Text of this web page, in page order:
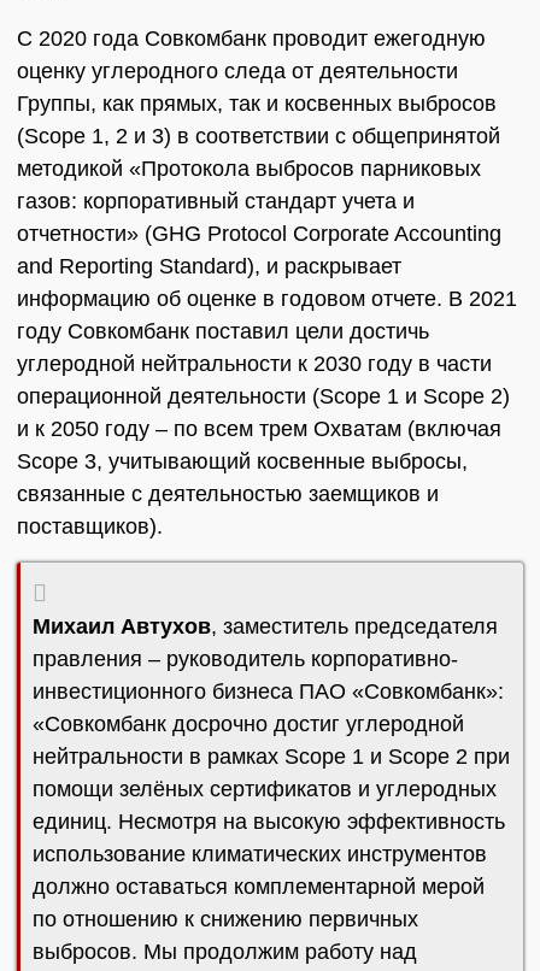
С 2020 года Совкомбанк проводит ежегодную
оценку углеродного следа от деятельности
Группы, как прямых, так и косвенных выбросов
(Scope 1, 2 и 3) в соответствии с общепринятой
методикой «Протокола выбросов парниковых
газов: корпоративный стандарт учета и
отчетности» (GHG Protocol Corporate Accounting
and Reporting Standard), и раскрывает
информацию об оценке в годовом отчете. В 2021
году Совкомбанк поставил цели достичь
углеродной нейтральности к 2030 году в части
операционной деятельности (Scope 1 и Scope 2)
и к 2050 году – по всем трем Охватам (включая
Scope 3, учитывающий косвенные выбросы,
связанные с деятельностью заемщиков и
поставщиков).
Михаил Автухов, заместитель председателя
правления – руководитель корпоративно-
инвестиционного бизнеса ПАО «Совкомбанк»:
«Совкомбанк досрочно достиг углеродной
нейтральности в рамках Scope 1 и Scope 2 при
помощи зелёных сертификатов и углеродных
единиц. Несмотря на высокую эффективность
использование климатических инструментов
должно оставаться комплементарной мерой
по отношению к снижению первичных
выбросов. Мы продолжим работу над